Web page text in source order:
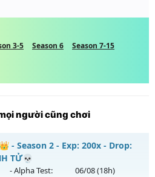
3-5 Season 6
Season 7-15
người cũng chơi
- Season 2 - Exp: 200x - Drop:
TỬ💀
- Alpha Test: 06/08(18h)